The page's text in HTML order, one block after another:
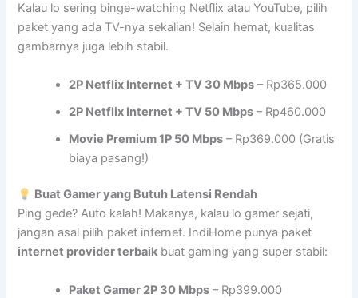
Kalau lo sering binge-watching Netflix atau YouTube, pilih
paket yang ada TV-nya sekalian! Selain hemat, kualitas
gambarnya juga lebih stabil.
2P Netflix Internet + TV 30 Mbps – Rp365.000
2P Netflix Internet + TV 50 Mbps – Rp460.000
Movie Premium 1P 50 Mbps – Rp369.000 (Gratis
biaya pasang!)
Buat Gamer yang Butuh Latensi Rendah
Ping gede? Auto kalah! Makanya, kalau lo gamer sejati,
jangan asal pilih paket internet. IndiHome punya paket
internet provider terbaik buat gaming yang super stabil:
Paket Gamer 2P 30 Mbps – Rp399.000